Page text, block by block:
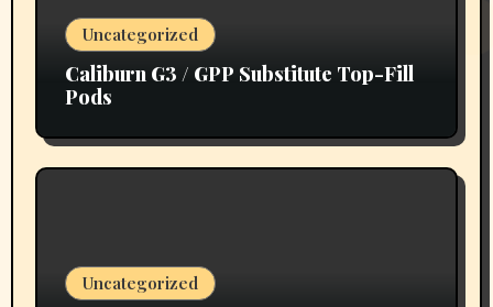
Uncategorized
Caliburn G3 / GPP Substitute Top-Fill
Pods
Uncategorized